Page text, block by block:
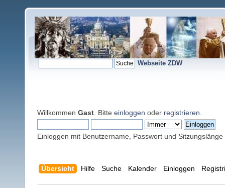
Webseite ZDW
Willkommen Gast . Bitte einloggen oder registrieren
Einloggen mit Benutzername, Passwort und Sitzungslänge
Übersicht Hilfe Suche Kalender Einloggen